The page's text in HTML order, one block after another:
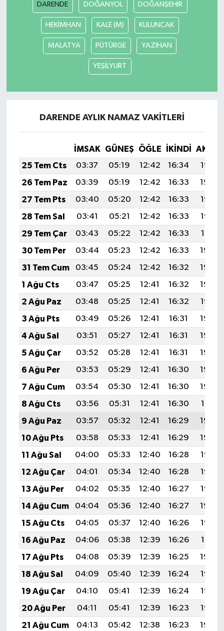
DARENDE DOĞANYOL DOĞANŞEHİR
HEKİMHAN KALE (M) KULUNCAK
MALATYA PÜTÜRGE YAZIHAN
YEŞİLYURT
DARENDE AYLIK NAMAZ VAKITLERI
İMSAK GÜNEŞ ÖĞLE İKINDI
25 Tem Cts
03:37 05:19 12:42 16:34
19:55
26 Tem Paz
03:39 05:19 12:42 16:33
19:54
27 Tem Pts
03:40 05:20 12:42 16:33
19:53
28 Tem Sal
03:41 05:21 12:42 16:33
19:52
29 Tem Çar
03:43 05:22 12:42 16:33
19:51
30 Tem Per
03:44 05:23 12:42 16:33
19:50
31 Tem Cum
03:45 05:24 12:42 16:32
19:49
1 Ağu Cts
03:47 05:25 12:41 16:32
19:48
2 Ağu Paz
03:48 05:25 12:41 16:32
19:47
3 Ağu Pts
03:49 05:26 12:41 16:31
19:46
4 Ağu Sal
03:51 05:27 12:41 16:31
19:45
5 Ağu Çar
03:52 05:28 12:41 16:31
19:44
6 Ağu Per
03:53 05:29 12:41 16:30
19:43
7 Ağu Cum
03:54 05:30 12:41 16:30
19:42
8 Ağu Cts
03:56 05:31 12:41 16:30
19:41
9 Ağu Paz
03:57 05:32 12:41 16:29
19:40
10 Ağu Pts
03:58 05:33 12:41 16:29
19:39
11 Ağu Sal
04:00 05:33 12:40 16:28
19:37
12 Ağu Çar
04:01 05:34 12:40 16:28
19:36
13 Ağu Per
04:02 05:35 12:40 16:27
19:35
14 Ağu Cum
04:04 05:36 12:40 16:27
19:34
15 Ağu Cts
04:05 05:37 12:40 16:26
19:32
16 Ağu Paz
04:06 05:38 12:39 16:26
19:31
17 Ağu Pts
04:08 05:39 12:39 16:25
19:30
18 Ağu Sal
04:09 05:40 12:39 16:24
19:28
19 Ağu Çar
04:10 05:41 12:39 16:24
19:27
20 Ağu Per
04:11 05:41 12:39 16:23
19:26
21 Ağu Cum
04:13 05:42 12:38 16:23
19:24